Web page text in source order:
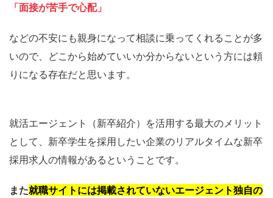
「面接が苦手で心配」
などの不安にも親身になって相談に乗ってくれることが多
いので、どこから始めていいか分からないという方には頼
りになる存在だと思います。
就活エージェント（新卒紹介）を活用する最大のメリット
として、新卒学生を採用したい企業のリアルタイムな新卒
採用求人の情報があるということです。
また就職サイトには掲載されていないエージェント独自の